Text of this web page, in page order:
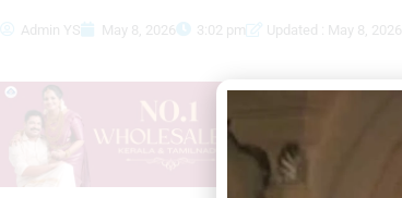
Admin YS May 8, 2026 3:02 pm Updated : May 8, 2026